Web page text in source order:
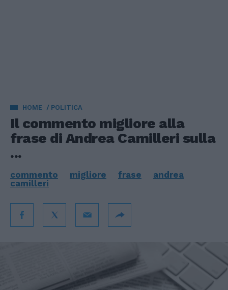
HOME POLITICA
Il commento migliore alla
frase di Andrea Camilleri sulla
...
commento migliore frase
andrea
camilleri